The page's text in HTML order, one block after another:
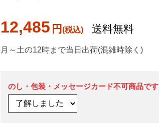
12,485 円 送料無料
月～土の12時まで当日出荷(混雑時除く)
のし・包装・メッセージカード不可商品です